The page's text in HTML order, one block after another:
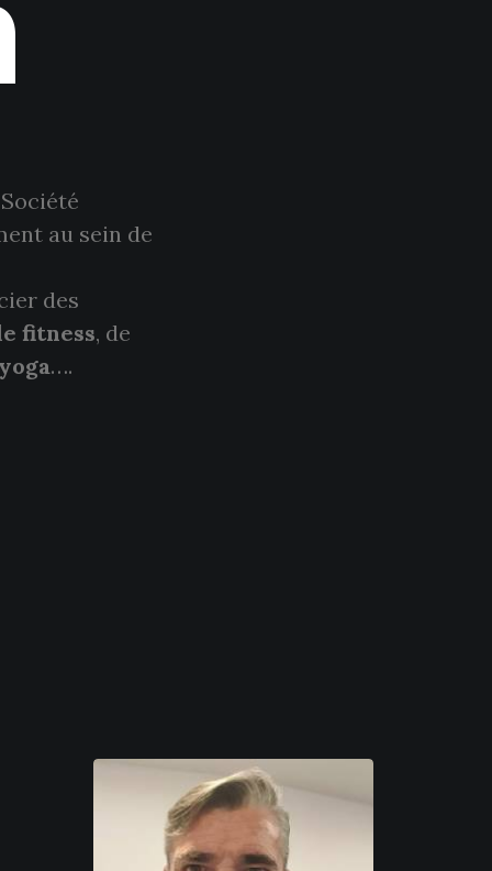
au sein de
des
fitness, de
….